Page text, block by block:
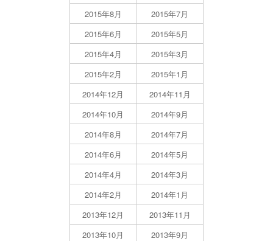
2015年8月
2015年7月
2015年6月
2015年5月
2015年4月
2015年3月
2015年2月
2015年1月
2014年12月
2014年11月
2014年10月
2014年9月
2014年8月
2014年7月
2014年6月
2014年5月
2014年4月
2014年3月
2014年2月
2014年1月
2013年12月
2013年11月
2013年10月
2013年9月